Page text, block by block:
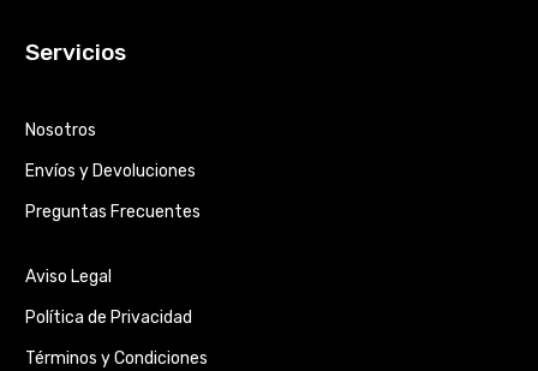
Servicios
Nosotros
Envíos y Devoluciones
Preguntas Frecuentes
Aviso Legal
Política de Privacidad
Términos y Condiciones